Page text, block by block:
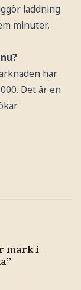
laddning
minuter,
har
Det är en
mark i